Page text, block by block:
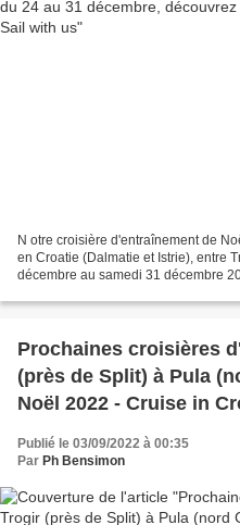
N otre croisière d'entraînement de
en Croatie (Dalmatie et Istrie), entre
décembre au samedi 31 décembre
Prochaines croisières
(près de Split) à Pula
Noël 2022 - Cruise in
Publié le 03/09/2022 à 00:35
Par Ph Bensimon